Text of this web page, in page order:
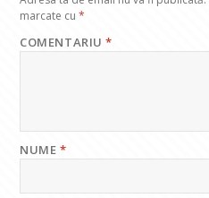
marcate cu*
COMENTARIU*
NUME*